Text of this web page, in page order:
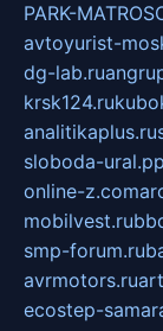
PARK-
avtoyurist-
dg-lab.ru
krsk124.ru
analitikaplus.ru
sloboda-
online-z.com
mobilvest.ru
smp-forum.ru
avrmotors.ru
ecostep-